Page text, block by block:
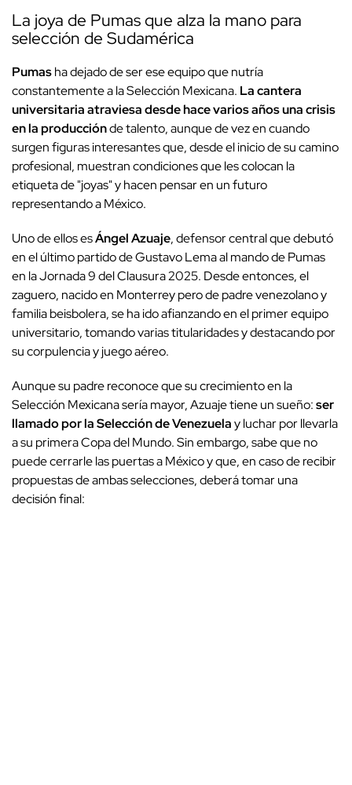
La joya de Pumas que alza la mano para
selección de Sudamérica
Pumasha dejado de ser ese equipo que nutría
constantemente a la Selección Mexicana. La cantera
universitaria atraviesa desde hace varios años una crisis
en la producciónde talento, aunque de vez en cuando
surgen figuras interesantes que, desde el inicio de su camino
profesional, muestran condiciones que les colocan la
etiqueta de "joyas" y hacen pensar en un futuro
representando a México.
Uno de ellos esÁngel Azuaje, defensor central que debutó
en el último partido de Gustavo Lema al mando de Pumas
en la Jornada 9 del Clausura 2025. Desde entonces, el
zaguero, nacido en Monterrey pero de padre venezolano y
familia beisbolera, se ha ido afianzando en el primer equipo
universitario, tomando varias titularidades y destacando por
su corpulencia y juego aéreo.
Aunque su padre reconoce que su crecimiento en la
Selección Mexicana sería mayor, Azuaje tiene un sueño:ser
llamado por la Selección de Venezuelay luchar por llevarla
a su primera Copa del Mundo. Sin embargo, sabe que no
puede cerrarle las puertas a México y que, en caso de recibir
propuestas de ambas selecciones, deberá tomar una
decisión final: